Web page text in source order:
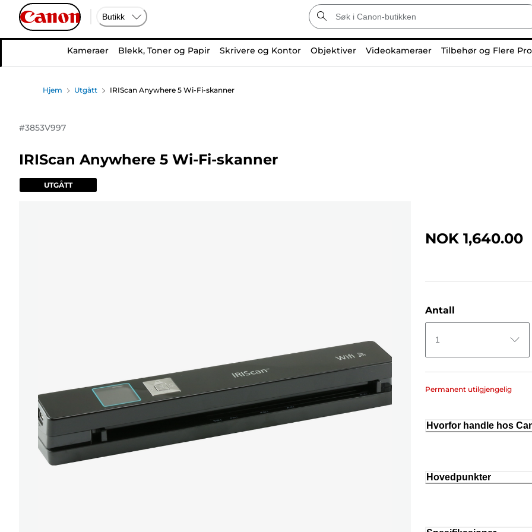
Butikk
Kameraer Blekk, Toner og Papir Skrivere og Kontor Objektiver Videokameraer Tilbehør og Flere
Hjem Utgått IRIScan Anywhere 5 Wi-Fi-skanner
#3853V997
IRIScan Anywhere 5 Wi-Fi-skanner
UTGÅTT
NOK 1,640.00
Antall
1
Permanent utilgjengelig
Hvorfor handle hos
Hovedpunkter